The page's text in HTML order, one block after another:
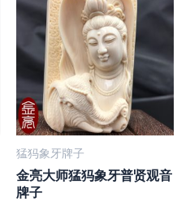
猛犸象牙牌子
金亮大师猛犸象牙普贤观音
牌子